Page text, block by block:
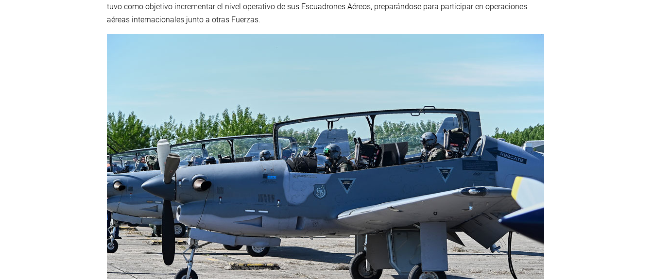
tuvo como objetivo incrementar el nivel operativo de sus Escuadrones Aéreos, preparándose para participar en operaciones
aéreas internacionales junto a otras Fuerzas.